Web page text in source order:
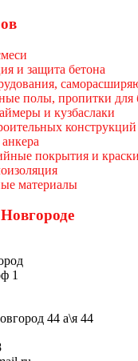
и защита бетона
полы, пропитки для
и кузбаслаки
конструкций
покрытия и
материалы
1
44 а\я 44